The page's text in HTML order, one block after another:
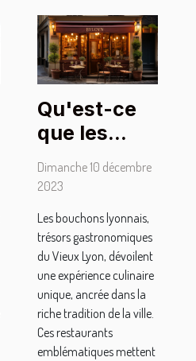
Qu'est-ce
que les
bouchons
lyonnais
de
particulier à
un séjour
dans le
Vieux Lyon
?
Dimanche 10 décembre
2023
Les bouchons lyonnais,
trésors gastronomiques
du Vieux Lyon, dévoilent
une expérience culinaire
unique, ancrée dans la
riche tradition de la ville.
Ces restaurants
emblématiques mettent